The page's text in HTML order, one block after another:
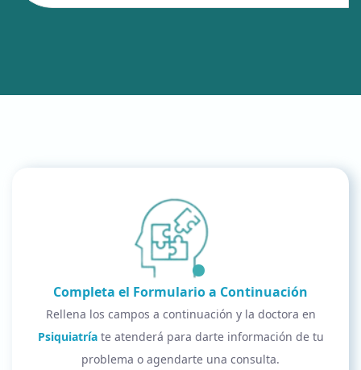
Completa el Formulario a Continuación
Rellena los campos a continuación y la doctora en
Psiquiatríate atenderá para darte información de tu
problema o agendarte una consulta.